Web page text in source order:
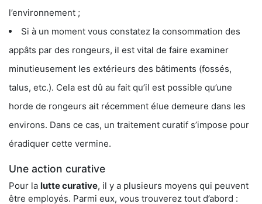
l’environnement ;
Si à un moment vous constatez la consommation des
appâts par des rongeurs, il est vital de faire examiner
minutieusement les extérieurs des bâtiments (fossés,
talus, etc.). Cela est dû au fait qu’il est possible qu’une
horde de rongeurs ait récemment élue demeure dans les
environs. Dans ce cas, un traitement curatif s’impose pour
éradiquer cette vermine.
Une action curative
Pour la lutte curative, il y a plusieurs moyens qui peuvent
être employés. Parmi eux, vous trouverez tout d’abord :